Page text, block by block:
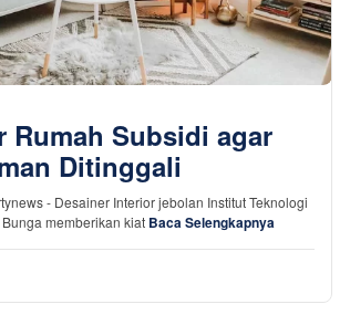
Rumah Subsidi agar
Ditinggali
- Desainer Interior jebolan Institut Teknologi
memberikan kiat Baca Selengkapnya